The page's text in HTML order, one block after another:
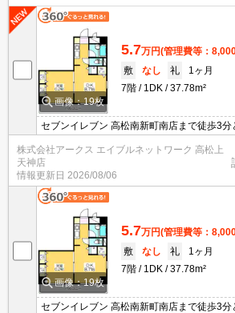
画像：19枚
5.7万円(管理費等：
敷
なし 礼
1ヶ月
7階
1DK 37.78m²
セブンイレブン 高松南新町南店まで徒歩3分
るのもポイント。セキュリティ面は、TVイ
クなどを設置しているので安全面でも優れて
エレベータ・バイク置場など様々な設備や
で便利です。
株式会社アークス エイブルネットワーク 高松上
天神店
情報更新日 2026/08/06
画像：19枚
5.7万円(管理費等：
敷
なし 礼
1ヶ月
7階
1DK 37.78m²
セブンイレブン 高松南新町南店まで徒歩3分